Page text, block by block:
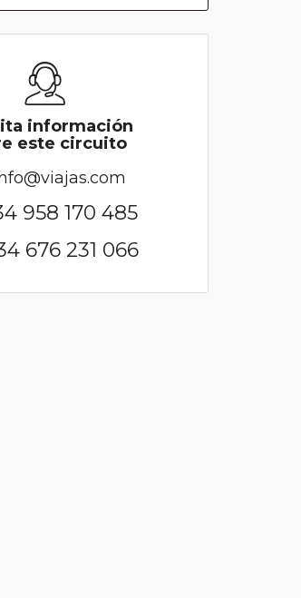
información
este circuito
958 170 485
676 231 066